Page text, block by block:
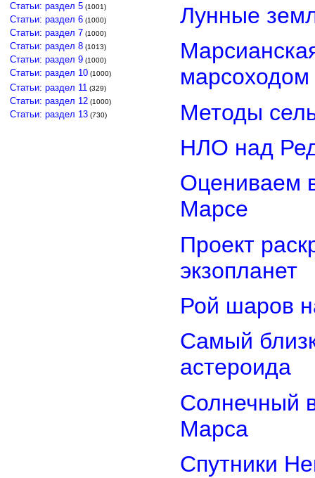
Статьи: раздел 5 (1001)
Статьи: раздел 6 (1000)
Статьи: раздел 7 (1000)
Статьи: раздел 8 (1013)
Статьи: раздел 9 (1000)
Статьи: раздел 10 (1000)
Статьи: раздел 11 (329)
Статьи: раздел 12 (1000)
Статьи: раздел 13 (730)
Лунные
марсоходом
Методы
НЛО над
Оцениваем
Марсе
Проект
экзопланет
Рой шаров
Самый
астероида
Солнечный
Марса
Спутники